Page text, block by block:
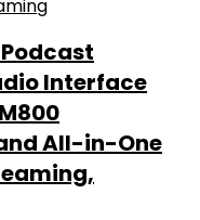
Interface
All-in-One